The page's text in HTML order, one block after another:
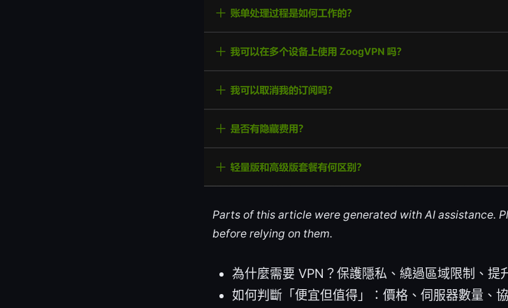
Parts of this article were generated with AI assistance.
before relying on them.
為什麼需要 VPN？保護隱私、繞過區域限制、提
如何判斷「便宜但值得」：價格、伺服器數量、